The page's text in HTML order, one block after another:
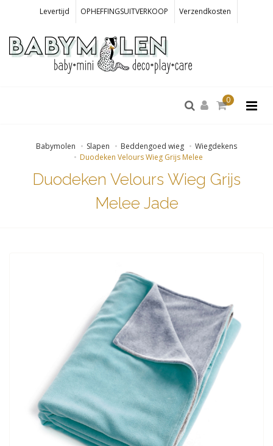
Levertijd OPHEFFINGSUITVERKOOP Verzendkosten
0
Babymolen Slapen Beddengoed wieg
Wiegdekens
Duodeken Velours Wieg Grijs Melee
Duodeken Velours Wieg Grijs
Melee Jade